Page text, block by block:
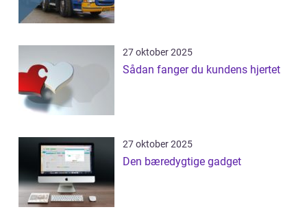
27 oktober 2025
Sådan fanger du kundens hjertet
27 oktober 2025
Den bæredygtige gadget